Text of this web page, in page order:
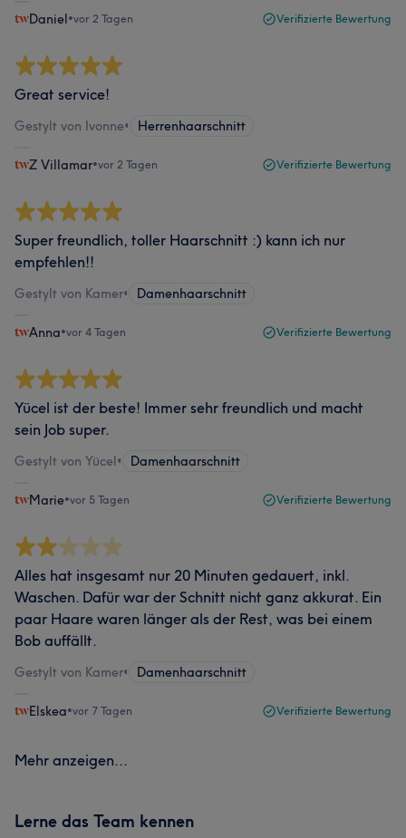
Daniel•vor 2 Tagen Verifizierte Bewertung
Great service!
Gestylt von Ivonne• Herrenhaarschnitt
Z Villamar•vor 2 Tagen Verifizierte Bewertung
Super freundlich, toller Haarschnitt :) kann ich nur
empfehlen!!
Gestylt von Kamer• Damenhaarschnitt
Anna•vor 4 Tagen Verifizierte Bewertung
Yücel ist der beste! Immer sehr freundlich und macht
sein Job super.
Gestylt von Yücel• Damenhaarschnitt
Marie•vor 5 Tagen Verifizierte Bewertung
Alles hat insgesamt nur 20 Minuten gedauert, inkl.
Waschen. Dafür war der Schnitt nicht ganz akkurat. Ein
paar Haare waren länger als der Rest, was bei einem
Bob auffällt.
Gestylt von Kamer• Damenhaarschnitt
Elskea•vor 7 Tagen Verifizierte Bewertung
Mehr anzeigen...
Lerne das Team kennen